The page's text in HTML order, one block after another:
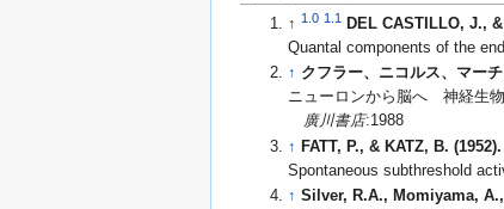
↑1.0 1.1
DEL CASTILLO, J.,
Quantal components of the
↑ クフラー、ニコルス、マー
ニューロンから脳へ 神経生
廣川書店:1988
↑ FATT, P., & KATZ, B. (1952).
Spontaneous subthreshold
↑ Silver, R.A., Momiyama,